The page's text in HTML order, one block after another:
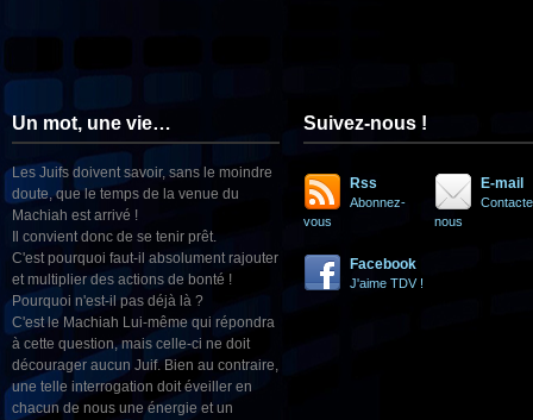
Un mot, une vie…
Les Juifs doivent savoir, sans le moindre
doute, que le temps de la venue du
Machiah est arrivé !
Il convient donc de se tenir prêt.
C'est pourquoi faut-il absolument rajouter
et multiplier des actions de bonté !
Pourquoi n'est-il pas déjà là ?
C'est le Machiah Lui-même qui répondra
à cette question, mais celle-ci ne doit
décourager aucun Juif. Bien au contraire,
une telle interrogation doit éveiller en
chacun de nous une énergie et un
Suivez-nous !
Rss
Abonnez-
vous
E-mail
nous
Facebook
J'aime TDV !